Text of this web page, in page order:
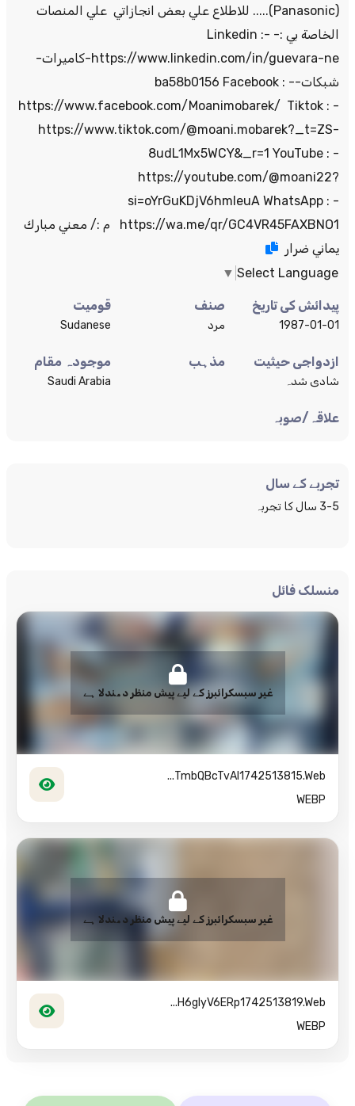
(Panasonic)..... للاطلاع علي بعض انجازاتي علي المنصات
الخاصة بي :- Linkedin :-
https://www.linkedin.com/in/guevara-ne-كاميرات-
شبكات-ba58b0156 Facebook : -
https://www.facebook.com/Moanimobarek/ Tiktok : -
https://www.tiktok.com/@moani.mobarek?_t=ZS-
8udL1Mx5WCY&_r=1 YouTube : -
https://youtube.com/@moani22?
si=oYrGuKDjV6hmIeuA WhatsApp : -
https://wa.me/qr/GC4VR45FAXBNO1 م :/ معني مبارك
يماني ضرار
Select Language
▼
پیدائش کی تاریخ
1987-01-01
صنف
مرد
قومیت
Sudanese
ازدواجی حیثیت
شادی شدہ
مذہب موجودہ مقام
Saudi Arabia
علاقہ/صوبہ
تجربے کے سال
3-5 سال کا تجربہ
منسلک فائل
غیر سبسکرائبرز کے لیے پیش منظر دھندلا ہے
TmbQBcTvAI1742513815.web...
WEBP
غیر سبسکرائبرز کے لیے پیش منظر دھندلا ہے
H6gIyV6ERp1742513819.web...
WEBP